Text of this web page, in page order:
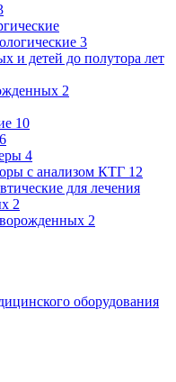
3
и детей до полутора лет
2
10
4
с анализом КТГ 12
для лечения
2
2
оборудования